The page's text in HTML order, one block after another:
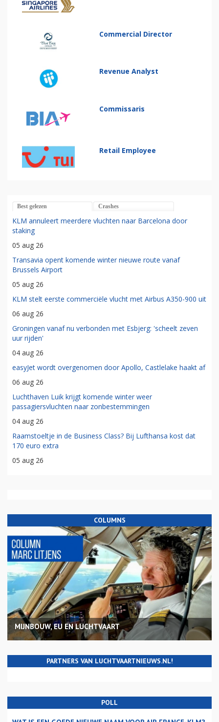
Commercial Director
Revenue Analyst
Commissaris
Retail Employee
Best gelezen Crashes
KLM annuleert meerdere vluchten naar Barcelona door
staking
05 aug 26
Transavia opent komende winter nieuwe route vanaf
Brussels Airport
05 aug 26
KLM stelt eerste commerciële vlucht met Airbus A350-900 uit
06 aug 26
Groningen vanaf nu verbonden met Esbjerg: 'scheelt zeven
uur rijden'
04 aug 26
easyJet wordt overgenomen door Apollo, Castlelake haakt af
06 aug 26
Luchthaven Luik krijgt komende winter weer
passagiersvluchten naar zonbestemmingen
04 aug 26
Raamstoeltje in de Business Class? Bij Lufthansa kost dat
170 euro extra
05 aug 26
COLUMNS
MIJNBOUW, EU EN LUCHTVAART
PARTNERS VAN LUCHTVAARTNIEUWS.NL!
POLL